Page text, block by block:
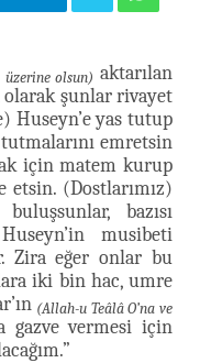
üzerine olsun) aktarılan
şunlar rivayet
Huseyn’e yas tutup
emretsin
için matem kurup
etsin. (Dostlarımız)
bazısı
musibeti
Zira eğer onlar bu
iki bin hac, umre
(Allah-u Teâlâ O’na ve
gazve vermesi için